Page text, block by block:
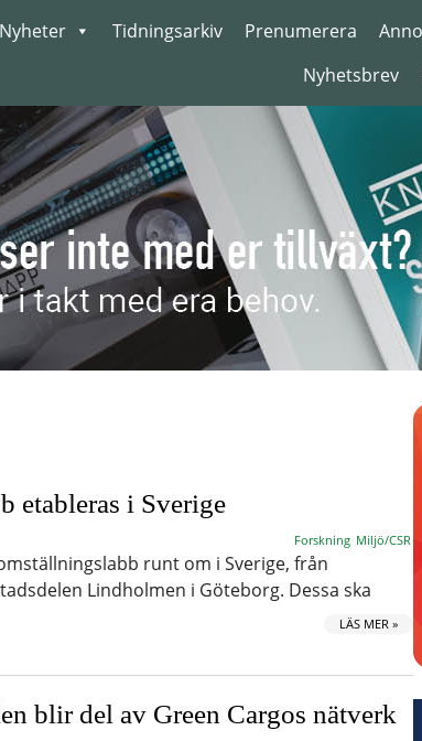
Nyheter Tidningsarkiv Prenumerera
Nyhetsbrev
etableras i Sverige
Forskning Miljö/CSR
runt om i Sverige, från
Lindholmen i Göteborg. Dessa ska
LÄS MER »
blir del av Green Cargos nätverk